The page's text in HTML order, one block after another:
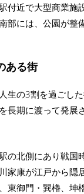
付近で大型商業施
部には、公園が整
ある街
生の3割を過ごし
長期に渡って発展
の北側にあり戦国
家康が江戸から隠
東御門・巽櫓、坤